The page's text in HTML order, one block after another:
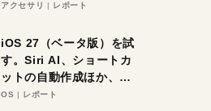
ェイ」レビュー。持ち替
アクセサリ レポート
iOS 27（ベータ版）を試
す。Siri AI、ショートカ
ットの自動作成ほか、期
待大の便利機能5選。
OS レポート